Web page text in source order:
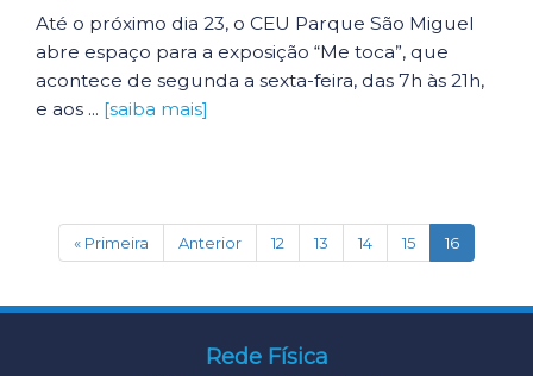
Até o próximo dia 23, o CEU Parque São Miguel
abre espaço para a exposição “Me toca”, que
acontece de segunda a sexta-feira, das 7h às 21h,
e aos ... [saiba mais]
« Primeira Anterior 12 13 14 15 16(current)
Rede Física